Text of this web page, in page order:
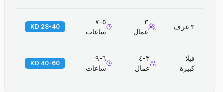
٣ غرف
٣
عمال
٥-٧
ساعات
28-40 KD
فيلا
كبيرة
٣-٤
عمال
٦-٩
ساعات
40-60 KD